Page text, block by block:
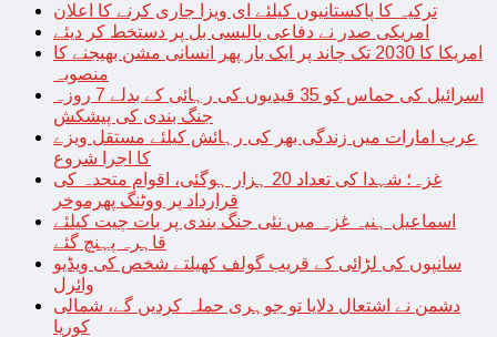
ترکیہ کا پاکستانیوں کیلئے ای ویزا جاری کرنے کا اعلان
امریکی صدر نے دفاعی پالیسی بل پر دستخط کر دیئے
امریکا کا 2030 تک چاند پر ایک بار پھر انسانی مشن بھیجنے کا
منصوبہ
اسرائیل کی حماس کو 35 قیدیوں کی رہائی کے بدلے 7 روزہ
جنگ بندی کی پیشکش
عرب امارات میں زندگی بھر کی رہائش کیلئے مستقل ویزے
کا اجرا شروع
غزہ؛ شہدا کی تعداد 20 ہزار ہوگئی، اقوام متحدہ کی
قرارداد پر ووٹنگ پھرموخر
اسماعیل ہنیہ غزہ میں نئی جنگ بندی پر بات چیت کیلئے
قاہرہ پہنچ گئے
سانپوں کی لڑائی کے قریب گولف کھیلتے شخص کی ویڈیو
وائرل
دشمن نے اشتعال دلایا تو جوہری حملہ کردیں گے، شمالی
کوریا